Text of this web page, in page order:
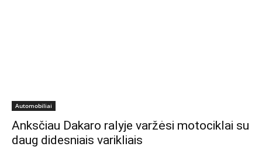
Automobiliai
Anksčiau Dakaro ralyje varžėsi motociklai su
daug didesniais varikliais